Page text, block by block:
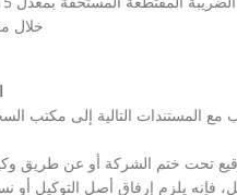
خلال
تحت ختم الشركة أو عن طريق
فإنه يلزم إرفاق أصل التوكيل أو